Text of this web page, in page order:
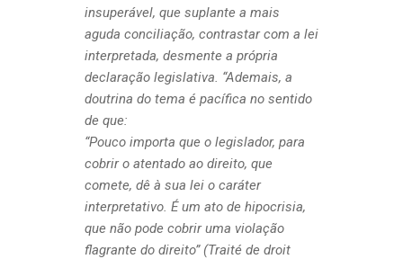
insuperável, que suplante a mais
aguda conciliação, contrastar com a lei
interpretada, desmente a própria
declaração legislativa. “Ademais, a
doutrina do tema é pacífica no sentido
de que:
“Pouco importa que o legislador, para
cobrir o atentado ao direito, que
comete, dê à sua lei o caráter
interpretativo. É um ato de hipocrisia,
que não pode cobrir uma violação
flagrante do direito” (Traité de droit